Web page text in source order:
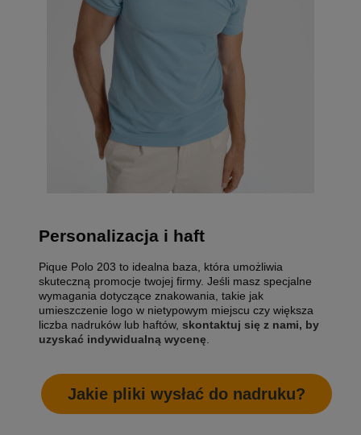
Personalizacja i haft
Pique Polo 203 to idealna baza, która umożliwia
skuteczną promocje twojej firmy. Jeśli masz specjalne
wymagania dotyczące znakowania, takie jak
umieszczenie logo w nietypowym miejscu czy większa
liczba nadruków lub haftów, skontaktuj się z nami, by
uzyskać indywidualną wycenę
Jakie pliki wysłać do nadruku?